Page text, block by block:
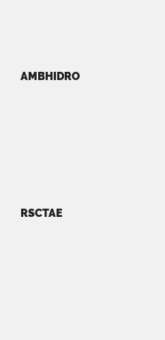
AMBHIDRO
RSCTAE